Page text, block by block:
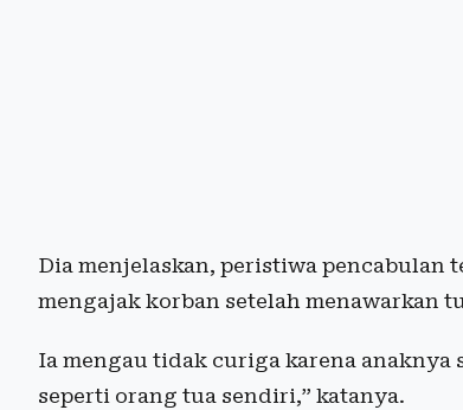
Dia menjelaskan, peristiwa pencabulan
mengajak korban setelah menawarkan
Ia mengau tidak curiga karena
seperti orang tua sendiri,” katanya.